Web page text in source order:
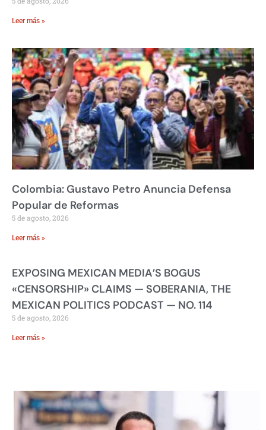
Leer más »
Colombia: Gustavo Petro Anuncia Defensa
Popular de Reformas
5 de agosto, 2026
Leer más »
EXPOSING MEXICAN MEDIA’S BOGUS
«CENSORSHIP» CLAIMS — SOBERANIA, THE
MEXICAN POLITICS PODCAST — NO. 114
5 de agosto, 2026
Leer más »